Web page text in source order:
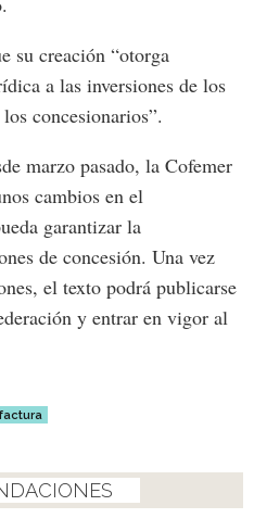
su creación “otorga
a las inversiones de los
concesionarios”.
marzo pasado, la Cofemer
cambios en el
garantizar la
de concesión. Una vez
el texto podrá publicarse
y entrar en vigor al